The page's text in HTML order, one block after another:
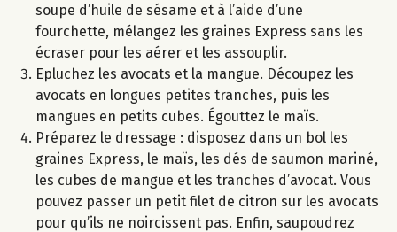
soupe d’huile de sésame et à l’aide d’une
fourchette, mélangez les graines Express sans les
écraser pour les aérer et les assouplir.
Epluchez les avocats et la mangue. Découpez les
avocats en longues petites tranches, puis les
mangues en petits cubes. Égouttez le maïs.
Préparez le dressage : disposez dans un bol les
graines Express, le maïs, les dés de saumon mariné,
les cubes de mangue et les tranches d’avocat. Vous
pouvez passer un petit filet de citron sur les avocats
pour qu’ils ne noircissent pas. Enfin, saupoudrez